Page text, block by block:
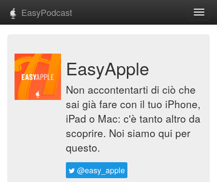
EasyPodcast
EasyApple
Non accontentarti di ciò che
sai già fare con il tuo iPhone,
iPad o Mac: c'è tanto altro da
scoprire. Noi siamo qui per
questo.
@easy_apple